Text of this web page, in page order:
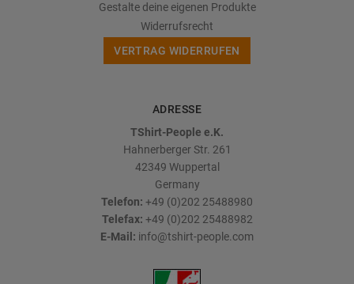
Gestalte deine eigenen Produkte
Widerrufsrecht
VERTRAG WIDERRUFEN
ADRESSE
TShirt-People e.K.
Hahnerberger Str. 261
42349 Wuppertal
Germany
Telefon: +49 (0)202 25488980
Telefax: +49 (0)202 25488982
E-Mail: info@tshirt-people.com